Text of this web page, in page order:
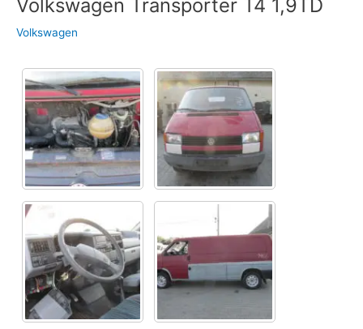
Volkswagen Transporter T4 1,9TD
Volkswagen